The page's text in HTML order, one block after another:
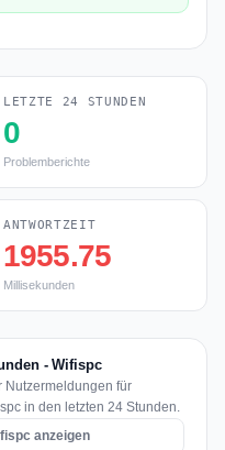
LETZTE 24 STUNDEN
0
Problemberichte
ANTWORTZEIT
1955.75
Millisekunden
- Wifispc
Nutzermeldungen für
in den letzten 24 Stunden.
anzeigen